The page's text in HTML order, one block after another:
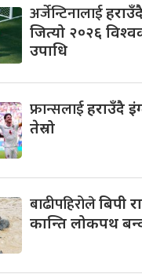
अर्जेन्टिनालाई
जित्यो २०२६
उपाधि
फ्रान्सलाईहराउँदै
तेस्रो
बाढीपहिरोलेबिपी
कान्ति लोकपथ